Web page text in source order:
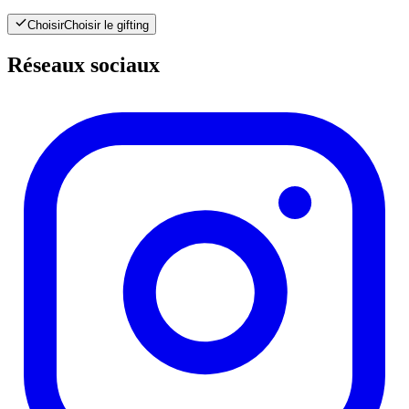
ChoisirChoisir le gifting
Réseaux sociaux